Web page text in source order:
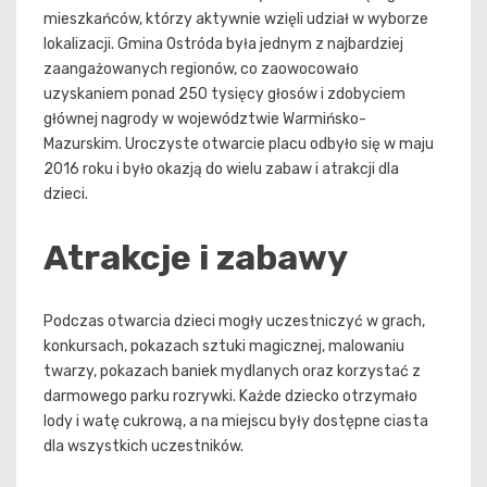
mieszkańców, którzy aktywnie wzięli udział w wyborze
lokalizacji. Gmina Ostróda była jednym z najbardziej
zaangażowanych regionów, co zaowocowało
uzyskaniem ponad 250 tysięcy głosów i zdobyciem
głównej nagrody w województwie Warmińsko-
Mazurskim. Uroczyste otwarcie placu odbyło się w maju
2016 roku i było okazją do wielu zabaw i atrakcji dla
dzieci.
Atrakcje i zabawy
Podczas otwarcia dzieci mogły uczestniczyć w grach,
konkursach, pokazach sztuki magicznej, malowaniu
twarzy, pokazach baniek mydlanych oraz korzystać z
darmowego parku rozrywki. Każde dziecko otrzymało
lody i watę cukrową, a na miejscu były dostępne ciasta
dla wszystkich uczestników.